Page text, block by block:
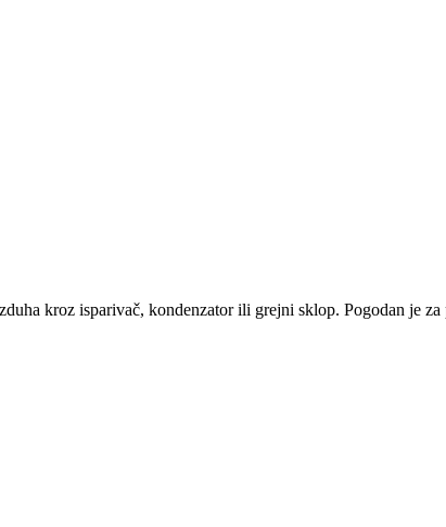
kroz isparivač, kondenzator ili grejni sklop. Pogodan je